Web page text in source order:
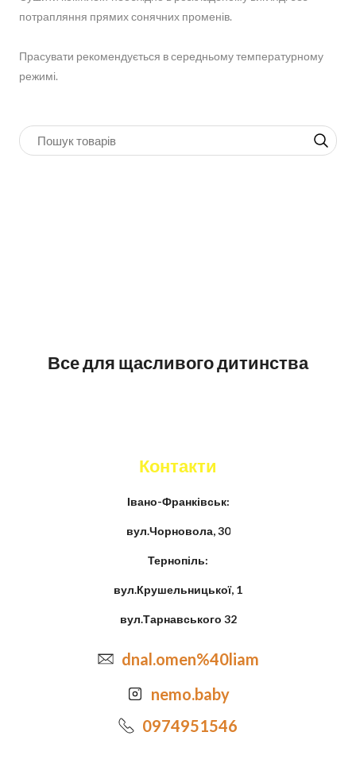
потрапляння прямих сонячних променів.
Прасувати рекомендується в середньому температурному
режимі.
Все для щасливого дитинства
Контакти
Івано-Франківськ:
вул.Чорновола, 30
Тернопіль:
вул.Крушельницької, 1
вул.Тарнавського 32
dnal.omen%40liam
nemo.baby
0974951546